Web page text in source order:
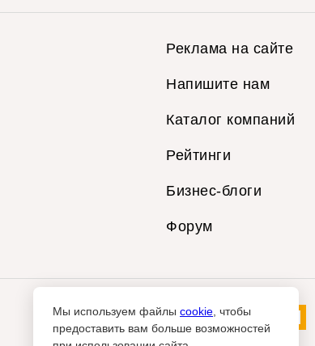
Реклама на сайте
Напишите нам
Каталог компаний
Рейтинги
Бизнес-блоги
Форум
Мы используем файлы cookie , чтобы
предоставить вам больше возможностей